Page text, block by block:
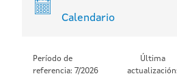
Calendario
Período de
referencia: 7/2026
Última
actualización: